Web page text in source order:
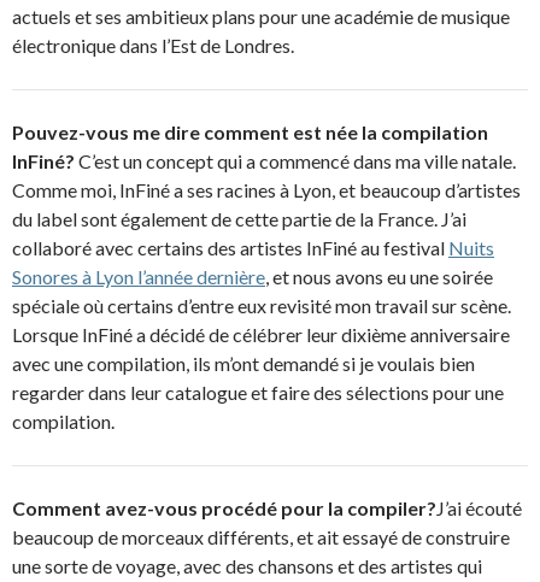
actuels et ses ambitieux plans pour une académie de musique
électronique dans l’Est de Londres.
Pouvez-vous me dire comment est née la compilation
InFiné? C’est un concept qui a commencé dans ma ville natale.
Comme moi, InFiné a ses racines à Lyon, et beaucoup d’artistes
du label sont également de cette partie de la France. J’ai
collaboré avec certains des artistes InFiné au festival Nuits
Sonores à Lyon l’année dernière, et nous avons eu une soirée
spéciale où certains d’entre eux revisité mon travail sur scène.
Lorsque InFiné a décidé de célébrer leur dixième anniversaire
avec une compilation, ils m’ont demandé si je voulais bien
regarder dans leur catalogue et faire des sélections pour une
compilation.
Comment avez-vous procédé pour la compiler?J’ai écouté
beaucoup de morceaux différents, et ait essayé de construire
une sorte de voyage, avec des chansons et des artistes qui